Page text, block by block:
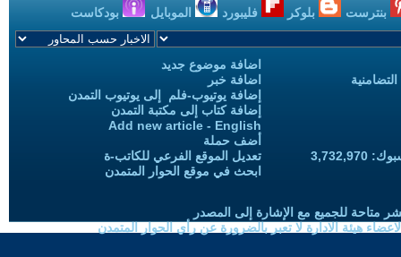
بنترست بلوكر فليبورد الموبايل بودكاست
اضافة موضوع جديد
اضافة خبر
إضافة يوتيوب-فلم إلى يوتيوب التمدن
إضافة كتاب إلى مكتبة التمدن
Add new article - English
أضف حملة
تعديل الموقع الفرعي للكاتب-ة
ابحث في موقع الحوار المتمدن
متاحة للجميع مع الإشارة إلى المصدر
هيئة الادارة لا تعبر بالضرورة عن رأي الحوار المتمدن